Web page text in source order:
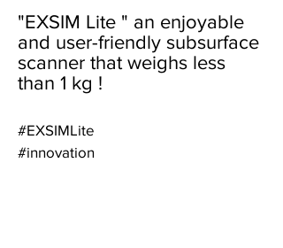
"EXSIM Lite " an enjoyable
and user-friendly subsurface
scanner that weighs less
than 1 kg !
#EXSIMLite
#innovation